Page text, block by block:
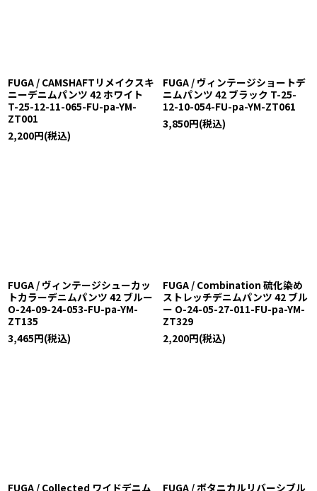
FUGA / CAMSHAFTリメイクスキ
ニーデニムパンツ 42 ホワイト
T-25-12-11-065-FU-pa-YM-
ZT001
2,200円(税込)
FUGA / ヴィンテージショートデ
ニムパンツ 42 ブラック T-25-
12-10-054-FU-pa-YM-ZT061
3,850円(税込)
FUGA / ヴィンテージシューカッ
トカラーデニムパンツ 42 ブルー
O-24-09-24-053-FU-pa-YM-
ZT135
3,465円(税込)
FUGA / Combination 硫化染め
ストレッチデニムパンツ 42 ブル
ー O-24-05-27-011-FU-pa-YM-
ZT329
2,200円(税込)
FUGA / Collected ワイドデニム
FUGA / ボタニカルリバーシブル